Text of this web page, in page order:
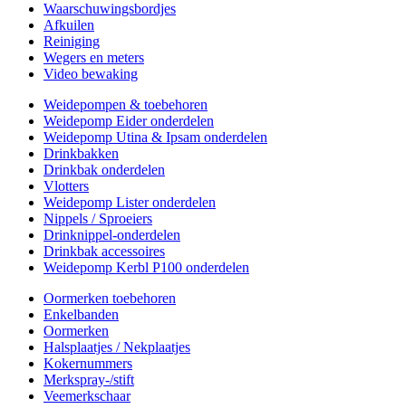
Waarschuwingsbordjes
Afkuilen
Reiniging
Wegers en meters
Video bewaking
Weidepompen & toebehoren
Weidepomp Eider onderdelen
Weidepomp Utina & Ipsam onderdelen
Drinkbakken
Drinkbak onderdelen
Vlotters
Weidepomp Lister onderdelen
Nippels / Sproeiers
Drinknippel-onderdelen
Drinkbak accessoires
Weidepomp Kerbl P100 onderdelen
Oormerken toebehoren
Enkelbanden
Oormerken
Halsplaatjes / Nekplaatjes
Kokernummers
Merkspray-/stift
Veemerkschaar